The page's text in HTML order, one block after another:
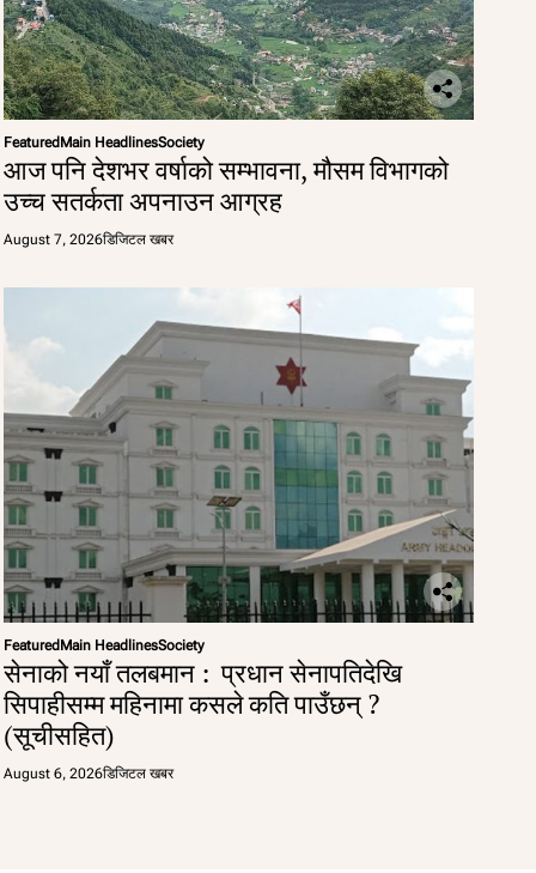
FeaturedMain HeadlinesSociety
आज पनि देशभर वर्षाको सम्भावना, मौसम विभागको
उच्च सतर्कता अपनाउन आग्रह
August 7, 2026डिजिटल खबर
FeaturedMain HeadlinesSociety
सेनाको नयाँ तलबमान : प्रधान सेनापतिदेखि
सिपाहीसम्म महिनामा कसले कति पाउँछन् ?
(सूचीसहित)
August 6, 2026डिजिटल खबर